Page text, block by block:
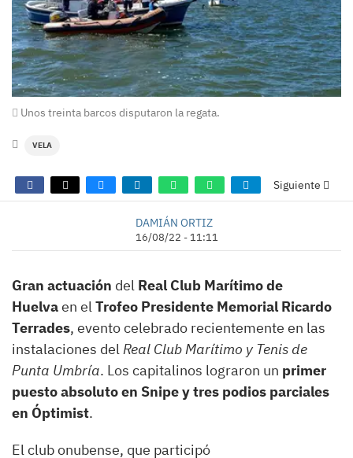
Unos treinta barcos disputaron la regata.
VELA
Siguiente
DAMIÁN ORTIZ
16/08/22 - 11:11
Gran actuación del Real Club Marítimo de
Huelvaen el Trofeo Presidente Memorial Ricardo
Terrades, evento celebrado recientemente en las
instalaciones del Real Club Marítimo y Tenis de
Punta Umbría. Los capitalinos lograron un primer
puesto absoluto en Snipe y tres podios parciales
en Óptimist.
El club onubense, que participó